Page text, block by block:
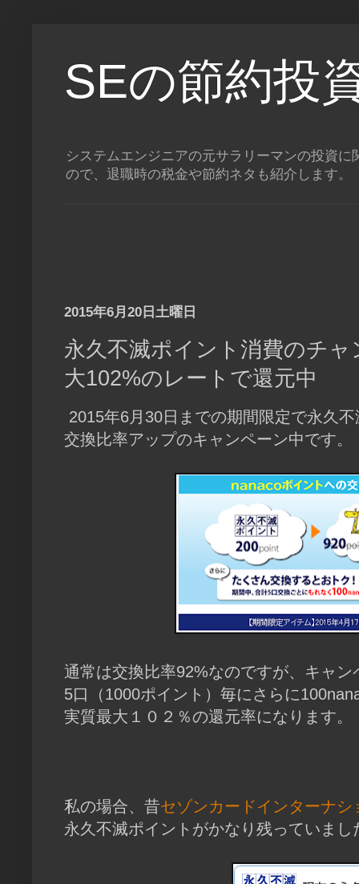
SEの節約投
システムエンジニアの元サラリーマンの投資
ので、退職時の税金や節約ネタも紹介します。
2015年6月20日土曜日
永久不滅ポイント消費のチ
大102%のレートで還元中
2015年6月30日までの期間限定で永久
交換比率アップのキャンペーン中です。
通常は交換比率92%なのですが、キャ
5口（1000ポイント）毎にさらに
実質最大１０２％の還元率になります。
私の場合、昔セゾンカードインターナシ
永久不滅ポイントがかなり残っていまし